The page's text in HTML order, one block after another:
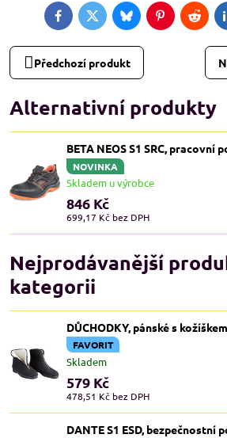
FacebookTwitterBlueskyPinterestReddit
Předchozí produkt
Alternativní produkty
BETA NEOS S1 SRC, pracovní
NOVINKA
Skladem u výrobce
846 Kč
699,17 Kč bez DPH
Nejprodávanější
kategorii
DŮCHODKY, pánské s kožíškem
FAVORIT
Skladem
579 Kč
478,51 Kč bez DPH
DANTE S1 ESD, bezpečnostní